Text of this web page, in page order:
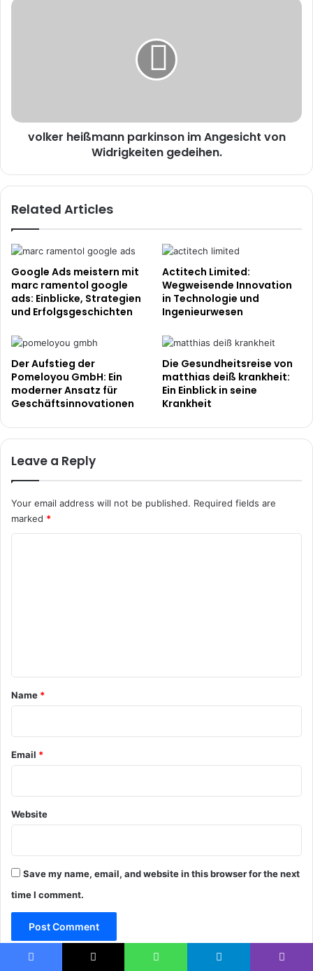
volker
volker heißmann parkinson im Angesicht von
Widrigkeiten gedeihen.
Related Articles
Google Ads meistern mit
marc ramentol google
ads: Einblicke, Strategien
und Erfolgsgeschichten
Actitech Limited:
Wegweisende Innovation
in Technologie und
Ingenieurwesen
Der Aufstieg der
Pomeloyou GmbH: Ein
moderner Ansatz für
Geschäftsinnovationen
Die Gesundheitsreise von
matthias deiß krankheit:
Ein Einblick in seine
Krankheit
Leave a Reply
Your email address will not be published. Required fields are
marked *
*
Name *
Email *
Website
Save my name, email, and website in this browser for the next
time I comment.